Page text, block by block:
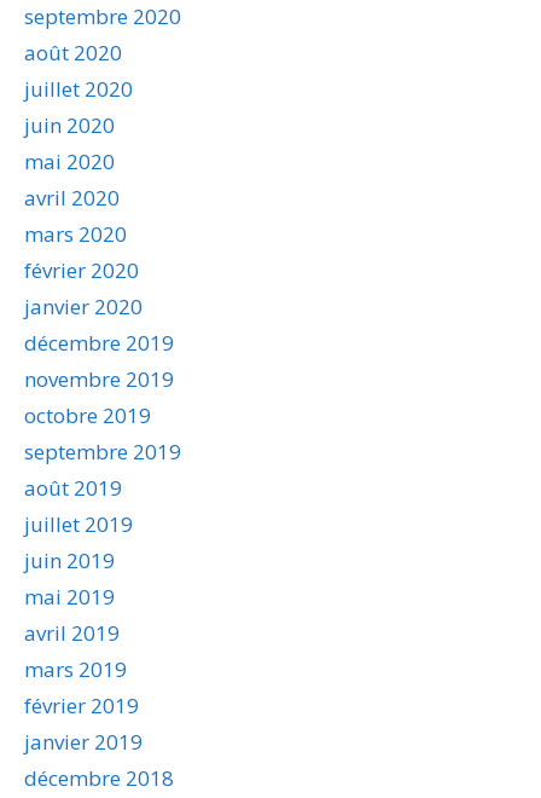
septembre 2020
août 2020
juillet 2020
juin 2020
mai 2020
avril 2020
mars 2020
février 2020
janvier 2020
décembre 2019
novembre 2019
octobre 2019
septembre 2019
août 2019
juillet 2019
juin 2019
mai 2019
avril 2019
mars 2019
février 2019
janvier 2019
décembre 2018